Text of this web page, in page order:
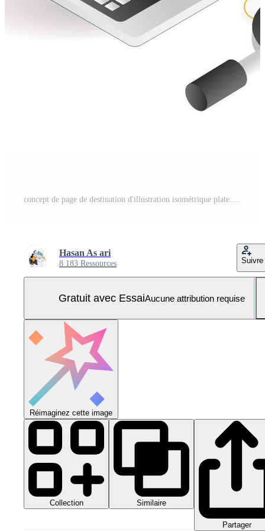
concept de page de destination d'illustration isométrique plate. rechercher et choisir le meilleur candidat Vecteur Pro et SVG Pro
Hasan As ari
8 183 Ressources Suivre
Gratuit avec EssaiAucune attribution requise
Réimaginez cette image
Collection Similaire
Partager